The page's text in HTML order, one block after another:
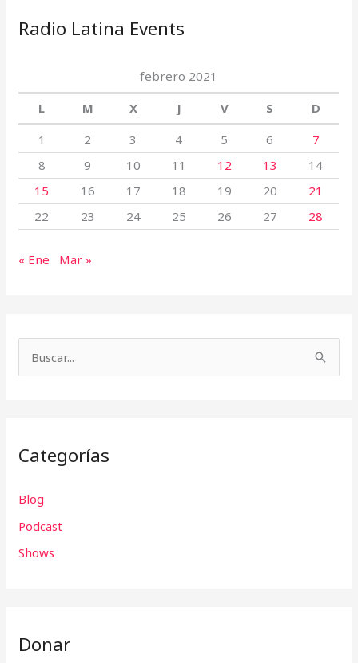
Radio Latina Events
febrero 2021
L
M X J V S
D
1
2 3 4 5 6
7
8
9 10 11 12 13
14
15
16 17 18 19 20
21
22
23 24 25 26 27 28
« Ene Mar »
a
p
o
r
Categorías
Blog
Podcast
Shows
Donar